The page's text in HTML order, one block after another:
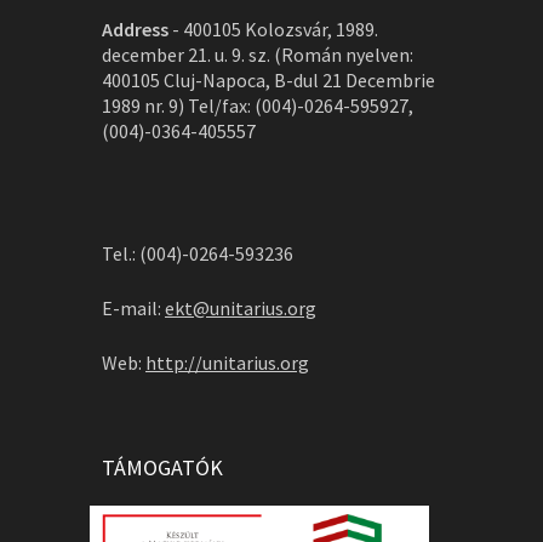
Address - 400105 Kolozsvár, 1989.
december 21. u. 9. sz. (Román nyelven:
400105 Cluj-Napoca, B-dul 21 Decembrie
1989 nr. 9) Tel/fax: (004)-0264-595927,
(004)-0364-405557
Tel.: (004)-0264-593236
E-mail: ekt@unitarius.org
Web: http://unitarius.org
TÁMOGATÓK